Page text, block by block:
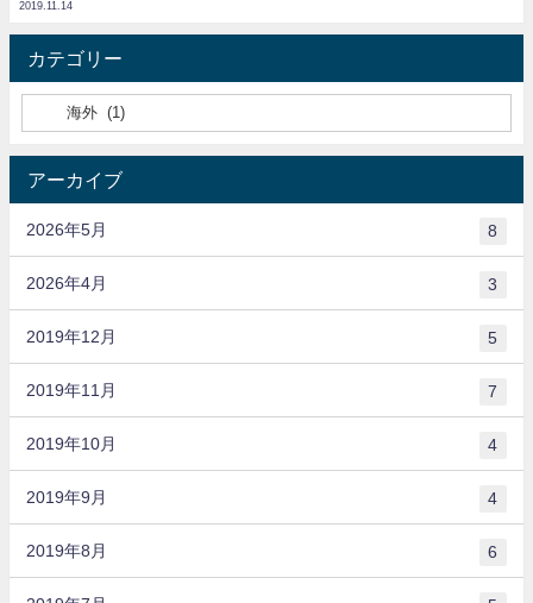
2019.11.14
カテゴリー
アーカイブ
2026年5月 8
2026年4月 3
2019年12月 5
2019年11月 7
2019年10月 4
2019年9月 4
2019年8月 6